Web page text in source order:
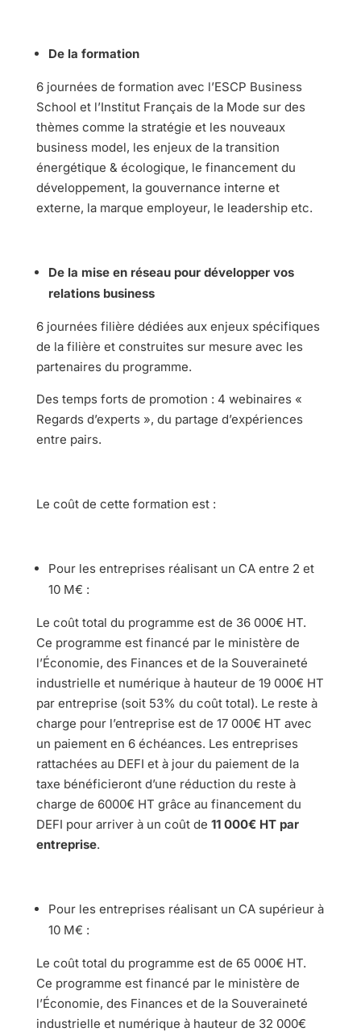
De la formation
6 journées de formation avec l’ESCP Business
School et l’Institut Français de la Mode sur des
thèmes comme la stratégie et les nouveaux
business model, les enjeux de la transition
énergétique & écologique, le financement du
développement, la gouvernance interne et
externe, la marque employeur, le leadership etc.
De la mise en réseau pour développer vos
relations business
6 journées filière dédiées aux enjeux spécifiques
de la filière et construites sur mesure avec les
partenaires du programme.
Des temps forts de promotion : 4 webinaires «
Regards d’experts », du partage d’expériences
entre pairs.
Le coût de cette formation est :
Pour les entreprises réalisant un CA entre 2 et
10 M€ :
Le coût total du programme est de 36 000€ HT.
Ce programme est financé par le ministère de
l’Économie, des Finances et de la Souveraineté
industrielle et numérique à hauteur de 19 000€ HT
par entreprise (soit 53% du coût total). Le reste à
charge pour l’entreprise est de 17 000€ HT avec
un paiement en 6 échéances. Les entreprises
rattachées au DEFI et à jour du paiement de la
taxe bénéficieront d’une réduction du reste à
charge de 6000€ HT grâce au financement du
DEFI pour arriver à un coût de 11 000€ HT par
entreprise.
Pour les entreprises réalisant un CA supérieur à
10 M€ :
Le coût total du programme est de 65 000€ HT.
Ce programme est financé par le ministère de
l’Économie, des Finances et de la Souveraineté
industrielle et numérique à hauteur de 32 000€